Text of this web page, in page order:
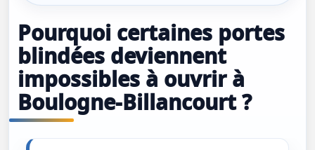
Pourquoi certaines portes
blindées deviennent
impossibles à ouvrir à
Boulogne-Billancourt ?